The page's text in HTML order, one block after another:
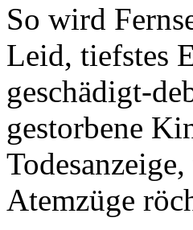
So wird
Leid, tiefstes
geschädigt-
gestorbene
Atemzüge